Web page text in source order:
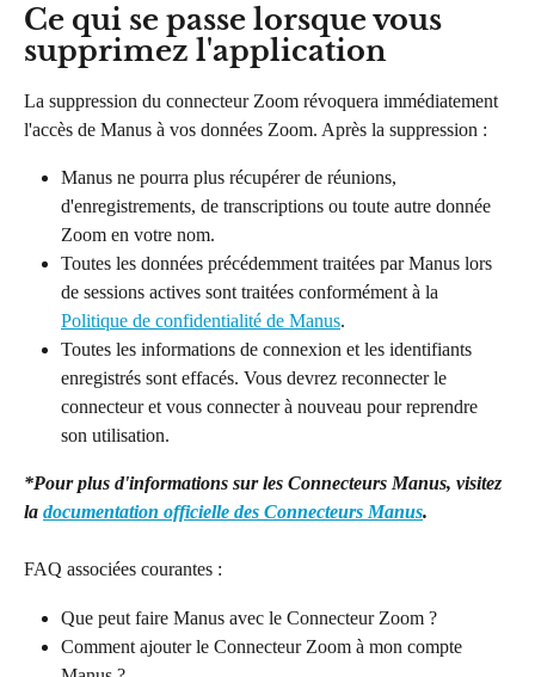
Ce qui se passe lorsque vous
supprimez l'application
La suppression du connecteur Zoom révoquera immédiatement
l'accès de Manus à vos données Zoom. Après la suppression :
Manus ne pourra plus récupérer de réunions,
d'enregistrements, de transcriptions ou toute autre donnée
Zoom en votre nom.
Toutes les données précédemment traitées par Manus lors
de sessions actives sont traitées conformément à la
Politique de confidentialité de Manus.
Toutes les informations de connexion et les identifiants
enregistrés sont effacés. Vous devrez reconnecter le
connecteur et vous connecter à nouveau pour reprendre
son utilisation.
*Pour plus d'informations sur les Connecteurs Manus, visitez
la documentation officielle des Connecteurs Manus.
FAQ associées courantes :
Que peut faire Manus avec le Connecteur Zoom ?
Comment ajouter le Connecteur Zoom à mon compte